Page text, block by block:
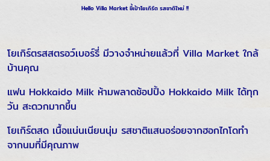
Hello Villa Market ชี้เป้าโยเกิร์ต รสชาติใหม่ !!
โยเกิร์ตรสสตรอว์เบอร์รี่ มีวางจำหน่ายแล้วที่ Villa Market ใกล้
บ้านคุณ
แฟน Hokkaido Milk ห้ามพลาดช้อปปิ้ง Hokkaido Milk ได้ทุก
วัน สะดวกมากขึ้น
โยเกิร์ตสด เนื้อแน่นเนียนนุ่ม รสชาติแสนอร่อยจากฮอกไกโดทำ
จากนมที่มีคุณภาพ